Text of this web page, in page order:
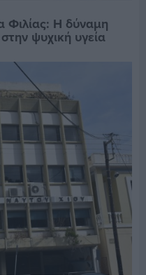
Φιλίας: Η δύναμη
ψυχική υγεία